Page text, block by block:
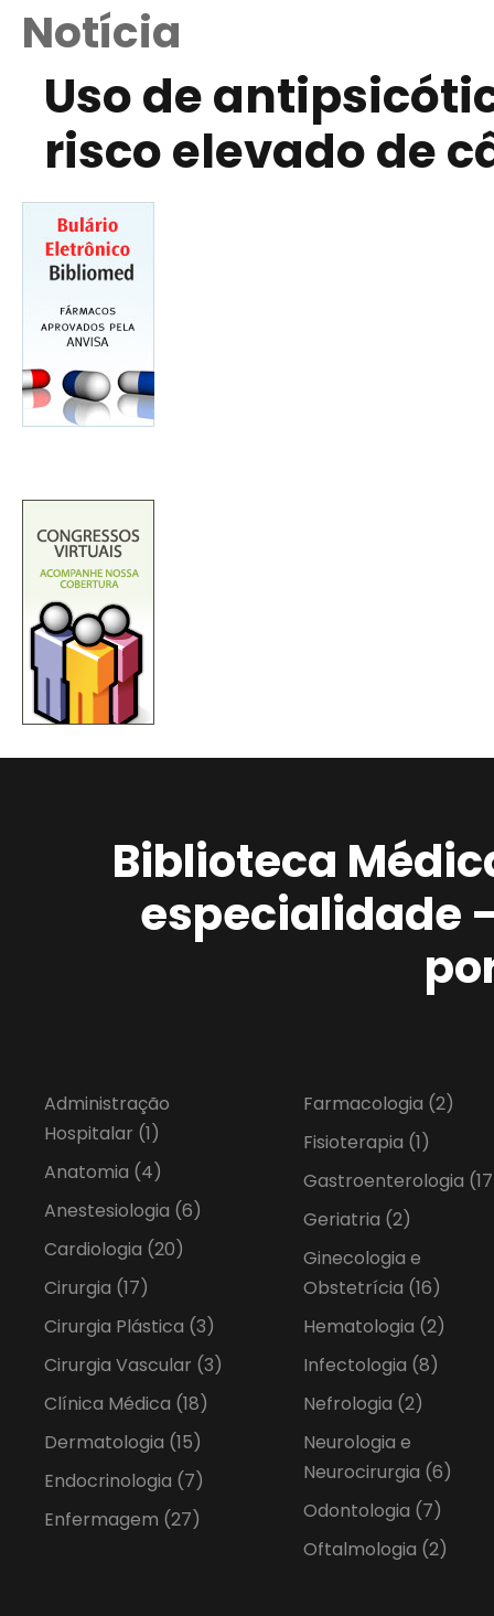
Notícia
Uso de
risco elevado de
Biblioteca
especialidade
Administração
Hospitalar (1)
Anatomia (4)
Anestesiologia (6)
Cardiologia (20)
Cirurgia (17)
Cirurgia Plástica (3)
Cirurgia Vascular (3)
Clínica Médica (18)
Dermatologia (15)
Endocrinologia (7)
Enfermagem (27)
Farmacologia (2)
Fisioterapia (1)
Gastroenterologia
Geriatria (2)
Ginecologia e
Obstetrícia (16)
Hematologia (2)
Infectologia (8)
Nefrologia (2)
Neurologia e
Neurocirurgia (6)
Odontologia (7)
Oftalmologia (2)